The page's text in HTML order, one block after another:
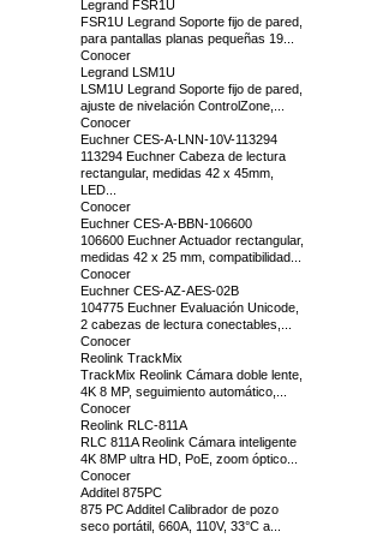
Legrand FSR1U
FSR1U Legrand Soporte fijo de pared,
para pantallas planas pequeñas 19...
Conocer
Legrand LSM1U
LSM1U Legrand Soporte fijo de pared,
ajuste de nivelación ControlZone,...
Conocer
Euchner CES-A-LNN-10V-113294
113294 Euchner Cabeza de lectura
rectangular, medidas 42 x 45mm,
LED...
Conocer
Euchner CES-A-BBN-106600
106600 Euchner Actuador rectangular,
medidas 42 x 25 mm, compatibilidad...
Conocer
Euchner CES-AZ-AES-02B
104775 Euchner Evaluación Unicode,
2 cabezas de lectura conectables,...
Conocer
Reolink TrackMix
TrackMix Reolink Cámara doble lente,
4K 8 MP, seguimiento automático,...
Conocer
Reolink RLC-811A
RLC 811A Reolink Cámara inteligente
4K 8MP ultra HD, PoE, zoom óptico...
Conocer
Additel 875PC
875 PC Additel Calibrador de pozo
seco portátil, 660A, 110V, 33°C a...